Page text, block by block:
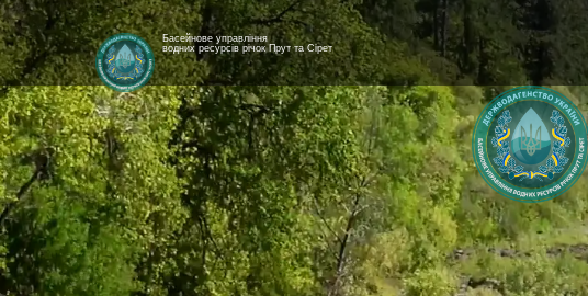
[newyear_garland]
Басейнове управління
водних ресурсів річок Прут та Сірет